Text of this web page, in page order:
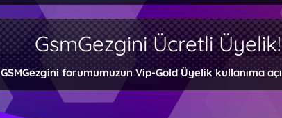
GsmGezgini Ücretli Üyelik!
GSMGezgini forumumuzun Vip-Gold Üyelik kullanıma